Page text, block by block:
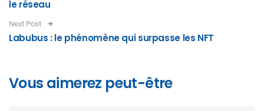
le réseau
Next Post
Labubus : le phénomène qui surpasse les NFT
Vous aimerez peut-être